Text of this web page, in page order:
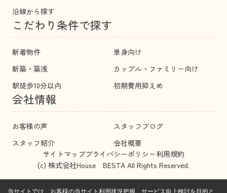
沿線から探す
こだわり条件で探す
新着物件
単身向け
新築・築浅
カップル・ファミリー向け
駅徒歩10分以内
初期費用抑えめ
会社情報
お客様の声
スタッフブログ
スタッフ紹介
会社概要
サイトマッププライバシーポリシー利用規約
(c) 株式会社House BESTA All Rights Reserved.
当サイトでは、お客様の当サイト利用状況把握、サービス向上検討を目的と